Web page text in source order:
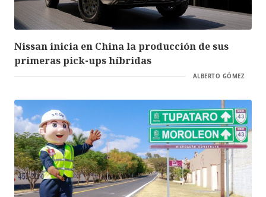
Nissan inicia en China la producción de sus
primeras pick-ups híbridas
ALBERTO GÓMEZ